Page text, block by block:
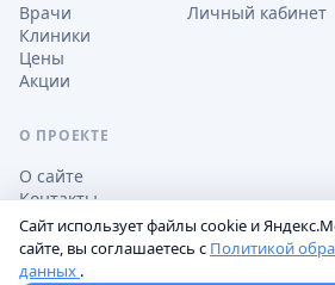
Врачи
Клиники
Цены
Акции
Личный кабинет
О ПРОЕКТЕ
О сайте
Контакты
Обработка персональных данных
Сайт использует файлы cookie и
сайте, вы соглашаетесь с Политикой
данных .